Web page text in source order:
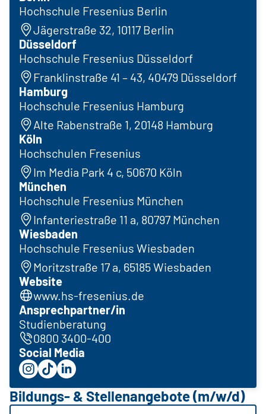
Hochschule Fresenius Berlin
Jägerstraße 32, 10117 Berlin
Düsseldorf
Hochschule Fresenius Düsseldorf
Franklinstraße 41 – 43, 40479 Düsseldorf
Hamburg
Hochschule Fresenius Hamburg
Alte Rabenstraße 1, 20148 Hamburg
Köln
Hochschulen Fresenius
Im Media Park 4 c, 50670 Köln
München
Hochschule Fresenius München
Infanteriestraße 11 a, 80797 München
Wiesbaden
Hochschule Fresenius Wiesbaden
Moritzstraße 17 a, 65185 Wiesbaden
Website
www.hs-fresenius.de
Ansprechpartner/in
Studienberatung
0800 3400-400
Social Media
Bildungs- & Stellenangebote (m/w/d)